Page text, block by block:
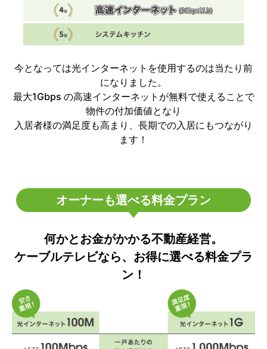
今となっては光インターネットを使用するのは当たり前
になりました。
最大1Gbps の高速インターネットが無料で使えることで
物件の付加価値となり
入居者様の満足度も高まり、長期での入居にもつながり
ます！
オーナーも選べる料金プラン
何かとお金がかかる不動産経営。
ケーブルテレビなら、お得に選べる料金プラ
ン！